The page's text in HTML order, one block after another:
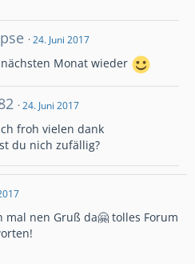
24. Juni 2017
Monat wieder
24. Juni 2017
froh vielen dank
du nich zufällig?
mal nen Gruß da🤗 tolles Forum